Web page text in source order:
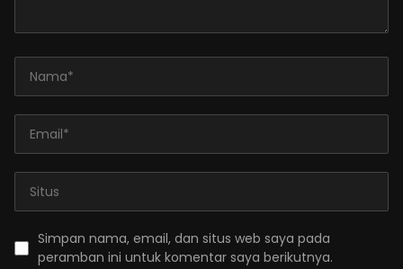
Simpan nama, email, dan situs web saya pada
peramban ini untuk komentar saya berikutnya.